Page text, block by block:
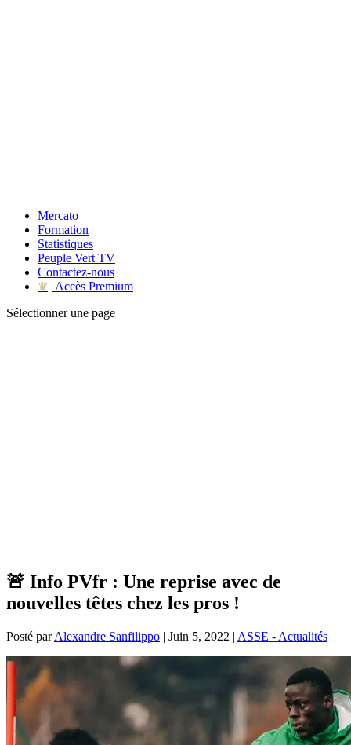
Mercato
Formation
Statistiques
Peuple Vert TV
Contactez-nous
♛
Accès Premium
Sélectionner une page
🚨 Info PVfr : Une reprise avec de
nouvelles têtes chez les pros !
Posté parAlexandre Sanfilippo | Juin 5, 2022 | ASSE - Actualités